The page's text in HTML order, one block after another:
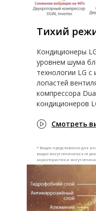
Тихий
Кондиционеры
уровнем шума
технологии LG
лопастей
компрессора
кондиционеров
* Видео представлено для
видео могут отличаться от
характеристики могут
Смотреть